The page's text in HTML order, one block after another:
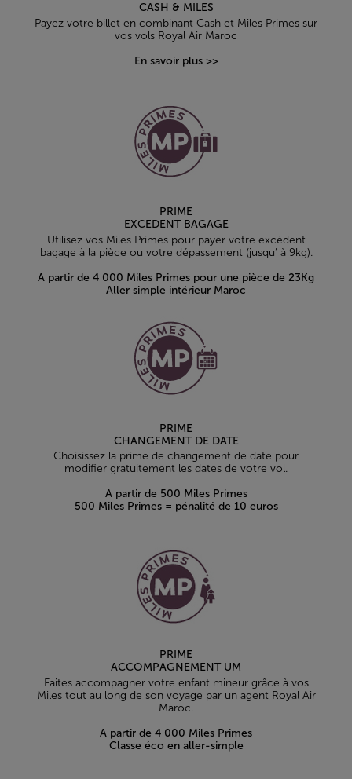
CASH & MILES
Payez votre billet en combinant Cash et Miles Primes sur
vos vols Royal Air Maroc
En savoir plus >>
PRIME
EXCEDENT BAGAGE
Utilisez vos Miles Primes pour payer votre excédent
bagage à la pièce ou votre dépassement (jusqu’ à 9kg).
A partir de 4 000 Miles Primes pour une pièce de 23Kg
Aller simple intérieur Maroc
PRIME
CHANGEMENT DE DATE
Choisissez la prime de changement de date pour
modifier gratuitement les dates de votre vol.
A partir de 500 Miles Primes
500 Miles Primes = pénalité de 10 euros
PRIME
ACCOMPAGNEMENT UM
Faites accompagner votre enfant mineur grâce à vos
Miles tout au long de son voyage par un agent Royal Air
Maroc.
A partir de 4 000 Miles Primes
Classe éco en aller-simple